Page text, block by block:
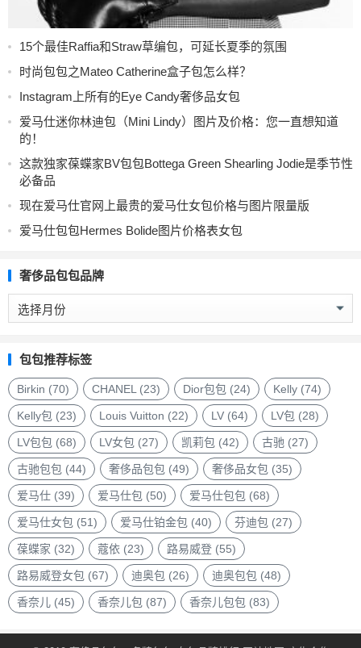
15个最佳Raffia和Straw草编包，可延长夏季的氛围
时尚包包之Mateo Catherine盒子包怎么样？
Instagram上所有的Eye Candy奢侈品女包
爱马仕迷你林迪包（Mini Lindy）图片及价格：您一直想知道
的！
这款独家葆蝶家BV包包Bottega Green Shearling Jodie是季节性
必备品
现在爱马仕官网上最贵的爱马仕女包价格与图片限量版
爱马仕包包Hermes Bolide图片价格表女包
奢侈品包包品牌
奢
侈
包
包
品
牌
包包推荐标签
Birkin (70) CHANEL(23) Dior包包 (24) Kelly (74)
Kelly包 (23) Louis Vuitton (22) LV (64) LV包 (28)
LV包包 (68) LV女包 (27) 凯莉包 (42) 古驰 (27)
古驰包包 (44) 奢侈品包包 (49) 奢侈品女包 (35)
爱马仕 (39) 爱马仕包 (50) 爱马仕包包 (68)
爱马仕女包 (51) 爱马仕铂金包 (40) 芬迪包 (27)
葆蝶家 (32) 蔻依 (23) 路易威登 (55)
路易威登女包 (67) 迪奥包 (26) 迪奥包包 (48)
香奈儿 (45) 香奈儿包 (87) 香奈儿包包 (83)